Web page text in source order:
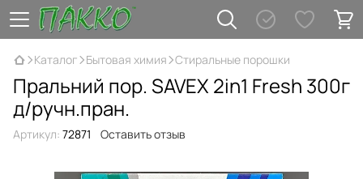
Каталог Бытовая химия Стиральные порошки
Пральний пор. SAVEX 2in1 Fresh 300г
д/ручн.пран.
Артикул: 72871 Оставить отзыв